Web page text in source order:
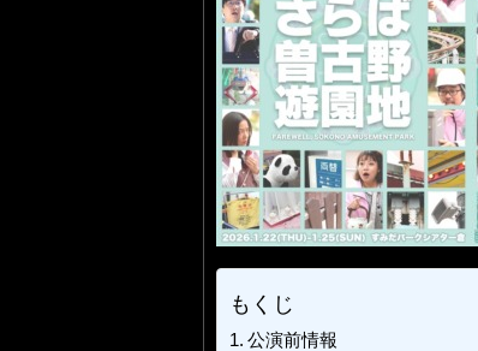
もくじ
公演前情報